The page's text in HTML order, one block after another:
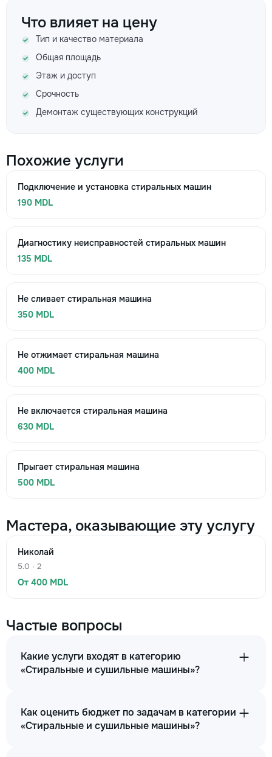
Что влияет на цену
Тип и качество материала
Общая площадь
Этаж и доступ
Срочность
Демонтаж существующих конструкций
Похожие услуги
Подключение и установка стиральных машин
190 MDL
Диагностику неисправностей стиральных машин
135 MDL
Не сливает стиральная машина
350 MDL
Не отжимает стиральная машина
400 MDL
Не включается стиральная машина
630 MDL
Прыгает стиральная машина
500 MDL
Мастера, оказывающие эту услугу
Николай
5.0 · 2
От 400 MDL
Частые вопросы
Какие услуги входят в категорию
«Стиральные и сушильные машины»?
Как оценить бюджет по задачам в категории
«Стиральные и сушильные машины»?